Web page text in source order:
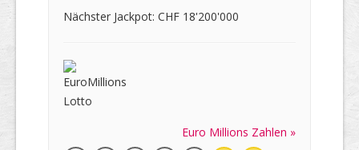
Nächster Jackpot: CHF 18'200'000
Euro Millions Zahlen »